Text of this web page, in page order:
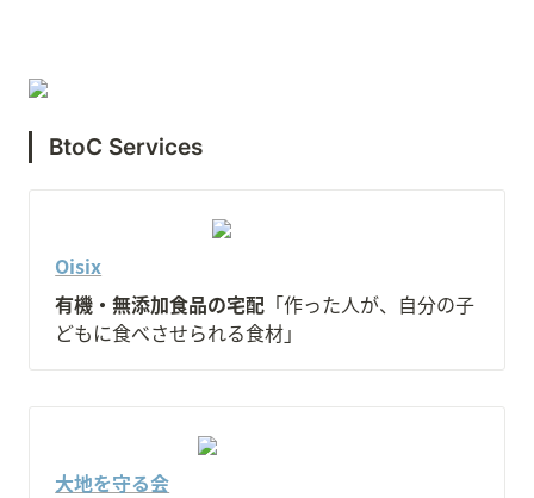
BtoC Services
Oisix
有機・無添加食品の宅配 「作った人が、自分の子
どもに食べさせられる食材」
大地を守る会